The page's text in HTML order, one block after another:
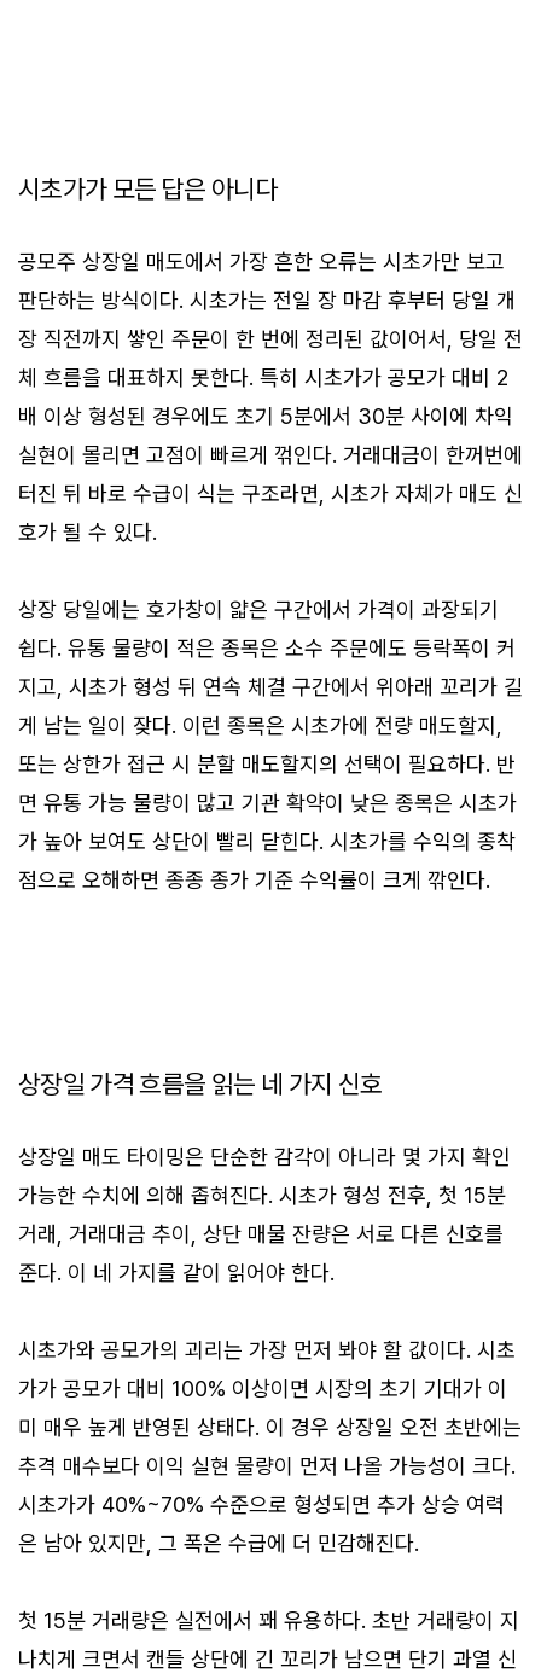
시초가가 모든 답은 아니다
공모주 상장일 매도에서 가장 흔한 오류는 시초가만 보고
판단하는 방식이다. 시초가는 전일 장 마감 후부터 당일 개
장 직전까지 쌓인 주문이 한 번에 정리된 값이어서, 당일 전
체 흐름을 대표하지 못한다. 특히 시초가가 공모가 대비 2
배 이상 형성된 경우에도 초기 5분에서 30분 사이에 차익
실현이 몰리면 고점이 빠르게 꺾인다. 거래대금이 한꺼번에
터진 뒤 바로 수급이 식는 구조라면, 시초가 자체가 매도 신
호가 될 수 있다.
상장 당일에는 호가창이 얇은 구간에서 가격이 과장되기
쉽다. 유통 물량이 적은 종목은 소수 주문에도 등락폭이 커
지고, 시초가 형성 뒤 연속 체결 구간에서 위아래 꼬리가 길
게 남는 일이 잦다. 이런 종목은 시초가에 전량 매도할지,
또는 상한가 접근 시 분할 매도할지의 선택이 필요하다. 반
면 유통 가능 물량이 많고 기관 확약이 낮은 종목은 시초가
가 높아 보여도 상단이 빨리 닫힌다. 시초가를 수익의 종착
점으로 오해하면 종종 종가 기준 수익률이 크게 깎인다.
상장일 가격 흐름을 읽는 네 가지 신호
상장일 매도 타이밍은 단순한 감각이 아니라 몇 가지 확인
가능한 수치에 의해 좁혀진다. 시초가 형성 전후, 첫 15분
거래, 거래대금 추이, 상단 매물 잔량은 서로 다른 신호를
준다. 이 네 가지를 같이 읽어야 한다.
시초가와 공모가의 괴리는 가장 먼저 봐야 할 값이다. 시초
가가 공모가 대비 100% 이상이면 시장의 초기 기대가 이
미 매우 높게 반영된 상태다. 이 경우 상장일 오전 초반에는
추격 매수보다 이익 실현 물량이 먼저 나올 가능성이 크다.
시초가가 40%~70% 수준으로 형성되면 추가 상승 여력
은 남아 있지만, 그 폭은 수급에 더 민감해진다.
첫 15분 거래량은 실전에서 꽤 유용하다. 초반 거래량이 지
나치게 크면서 캔들 상단에 긴 꼬리가 남으면 단기 과열 신